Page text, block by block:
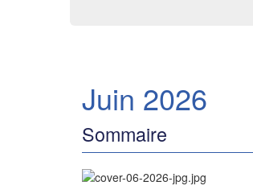
Juin 2026
Sommaire